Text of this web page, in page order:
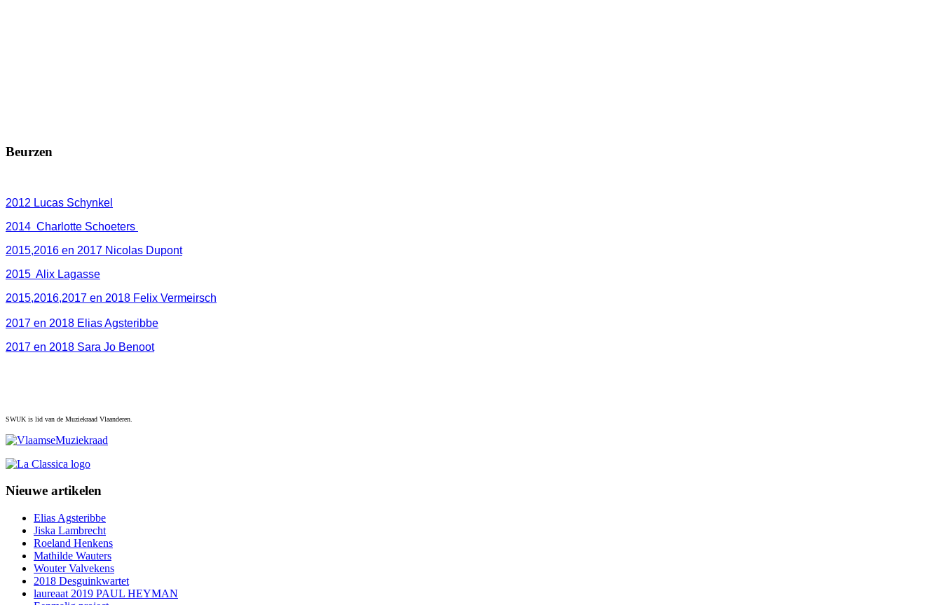
Beurzen
2012 Lucas Schynkel
2014 Charlotte Schoeters
2015,2016 en 2017 Nicolas Dupont
2015 Alix Lagasse
2015,2016,2017 en 2018 Felix Vermeirsch
2017 en 2018 Elias Agsteribbe
2017 en 2018 Sara Jo Benoot
SWUK is lid van de Muziekraad Vlaanderen.
Nieuwe artikelen
Elias Agsteribbe
Jiska Lambrecht
Roeland Henkens
Mathilde Wauters
Wouter Valvekens
2018 Desguinkwartet
laureaat 2019 PAUL HEYMAN